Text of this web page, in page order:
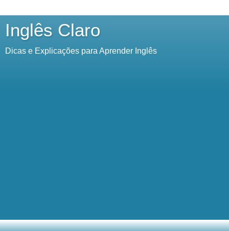
Inglês Claro
Dicas e Explicações para Aprender Inglês